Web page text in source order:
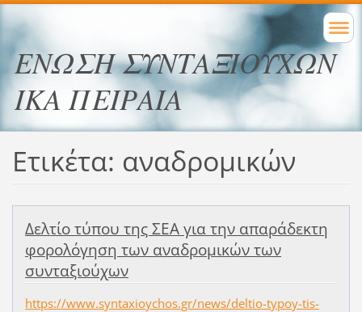
ΕΝΩΣΗ ΣΥΝΤΑΞΙΟΥΧΩΝ
ΙΚΑ ΠΕΙΡΑΙΑ
Ετικέτα: αναδρομικών
Δελτίο τύπου της ΣΕΑ για την απαράδεκτη
φορολόγηση των αναδρομικών των
συνταξιούχων
https://www.syntaxioychos.gr/news/deltio-typoy-tis-